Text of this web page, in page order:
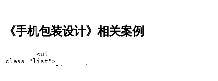
《手机包装设计》相关案例